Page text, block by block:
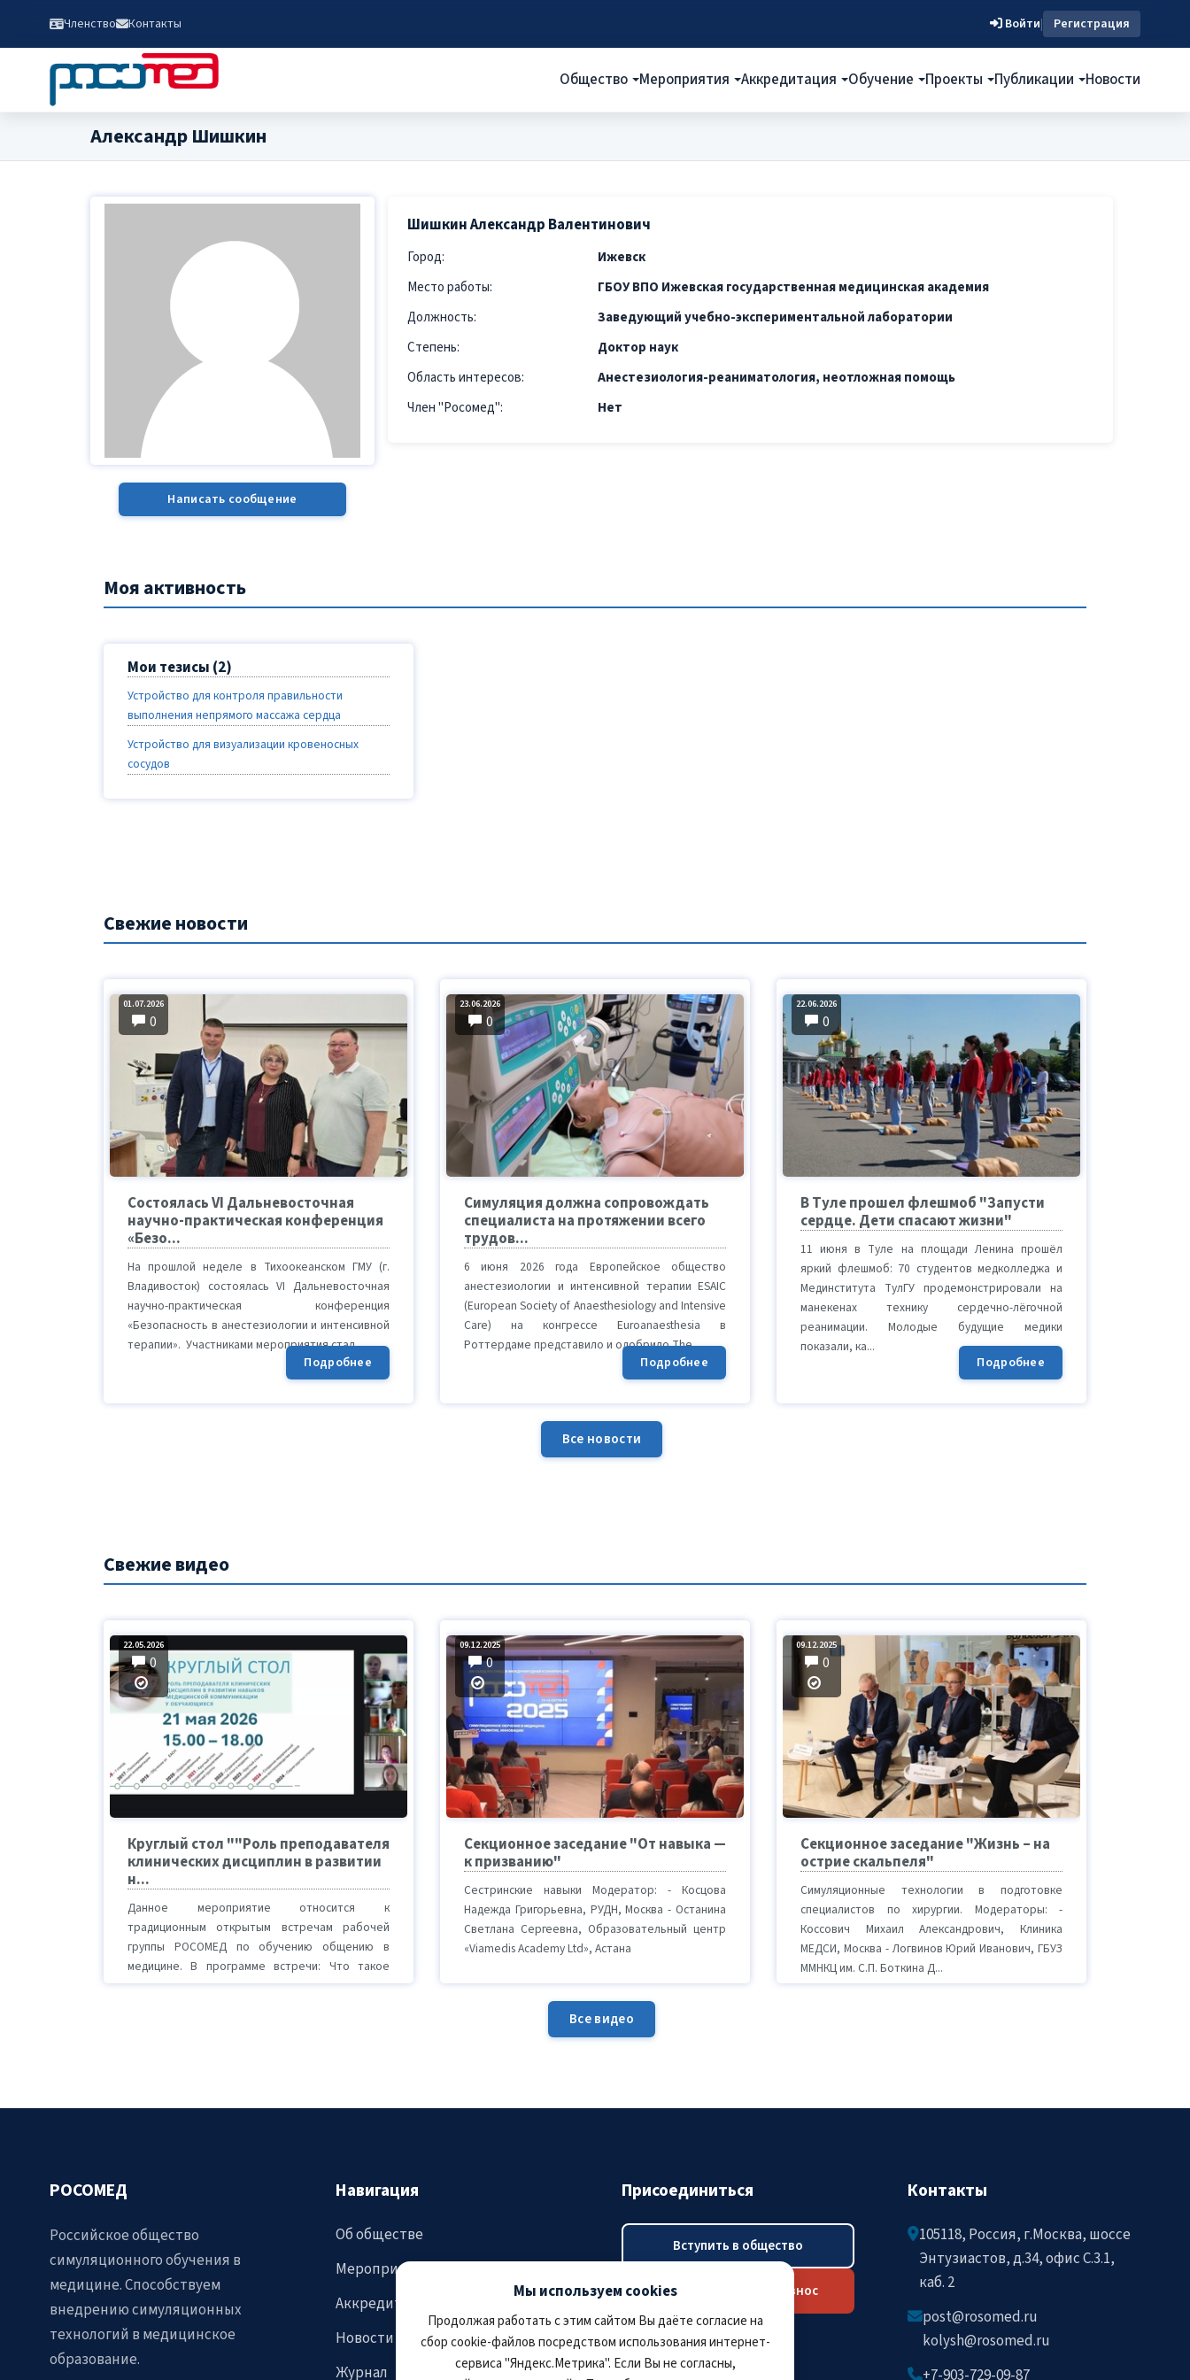
Членство Контакты Войти| Регистрация
Общество Мероприятия Аккредитация Обучение Проекты Публикации Новости
Мы используем cookies
Продолжая работать с этим сайтом Вы даёте согласие на
сбор cookie-файлов посредством использования интернет-
сервиса "Яндекс.Метрика". Если Вы не согласны,
Александр Шишкин
Написать сообщение
Шишкин Александр Валентинович
Город:
Ижевск
Место работы:
ГБОУ ВПО Ижевская государственная медицинская академия
Должность:
Заведующий учебно-экспериментальной лаборатории
Степень:
Доктор наук
Область интересов:
Анестезиология-реаниматология, неотложная помощь
Член "Росомед":
Нет
Моя активность
Мои тезисы (2)
Устройство для контроля правильности
выполнения непрямого массажа сердца
Устройство для визуализации кровеносных
сосудов
Свежие новости
01.07.2026
0
Состоялась VI Дальневосточная
научно-практическая конференция
«Безо...
На прошлой неделе в Тихоокеанском ГМУ (г.
Владивосток) состоялась VI Дальневосточная
научно-практическая конференция
«Безопасность в анестезиологии и интенсивной
терапии». Участниками мероприятия стал...
Подробнее
23.06.2026
0
Симуляция должна сопровождать
специалиста на протяжении всего
трудов...
6 июня 2026 года Европейское общество
анестезиологии и интенсивной терапии ESAIC
(European Society of Anaesthesiology and Intensive
Care) на конгрессе Euroanaesthesia в
Роттердаме представило и одобрило The ...
Подробнее
22.06.2026
0
В Туле прошел флешмоб "Запусти
сердце. Дети спасают жизни"
11 июня в Туле на площади Ленина прошёл
яркий флешмоб: 70 студентов медколледжа и
Мединститута ТулГУ продемонстрировали на
манекенах технику сердечно-лёгочной
реанимации. Молодые будущие медики
показали, ка...
Подробнее
Все новости
Свежие видео
22.05.2026
0
Круглый стол ""Роль преподавателя
клинических дисциплин в развитии
н...
Данное мероприятие относится к
традиционным открытым встречам рабочей
группы РОСОМЕД по обучению общению в
медицине. В программе встречи: Что такое
медицинская коммуникация и как мы...
09.12.2025
0
Секционное заседание "От навыка —
к призванию"
Сестринские навыки Модератор: - Косцова
Надежда Григорьевна, РУДН, Москва - Останина
Светлана Сергеевна, Образовательный центр
«Viamedis Academy Ltd», Астана
09.12.2025
0
Секционное заседание "Жизнь – на
острие скальпеля"
Симуляционные технологии в подготовке
специалистов по хирургии. Модераторы: -
Коссович Михаил Александрович, Клиника
МЕДСИ, Москва - Логвинов Юрий Иванович, ГБУЗ
ММНКЦ им. С.П. Боткина Д...
Все видео
РОСОМЕД
Российское общество
симуляционного обучения в
медицине. Способствуем
внедрению симуляционных
технологий в медицинское
образование.
Навигация
Об обществе
Мероприятия
Аккредитация
Новости
Журнал
Присоединиться
Вступить в общество
Оплатить членский взнос
Контакты
105118, Россия, г.Москва, шоссе
Энтузиастов, д.34, офис C.3.1,
каб. 2
post@rosomed.ru
kolysh@rosomed.ru
+7-903-729-09-87